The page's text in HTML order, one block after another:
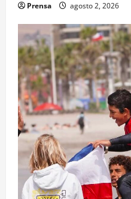
Prensa agosto 2, 2026